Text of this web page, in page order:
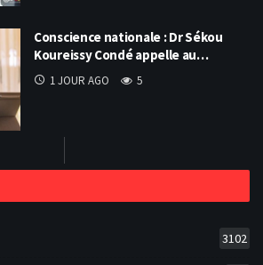
Conscience nationale : Dr Sékou
Koureissy Condé appelle au…
1 JOUR AGO 5
3102